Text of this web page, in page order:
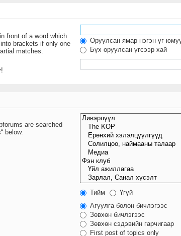
in front of a word which
into brackets if only one
matches.
Оруулсан ямар нэгэн үг
Бүх оруулсан үгсээр хай
are searched
below.
Тийм
Үгүй
Агуулга болон бичлэгээс
Зөвхөн бичлэгээс
Зөвхөн сэдэвийн гарчигаар
First post of topics only